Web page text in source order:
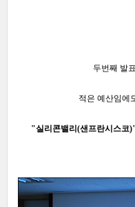
두번째 발
적은 예산임에
"실리콘밸리(샌프란시스코